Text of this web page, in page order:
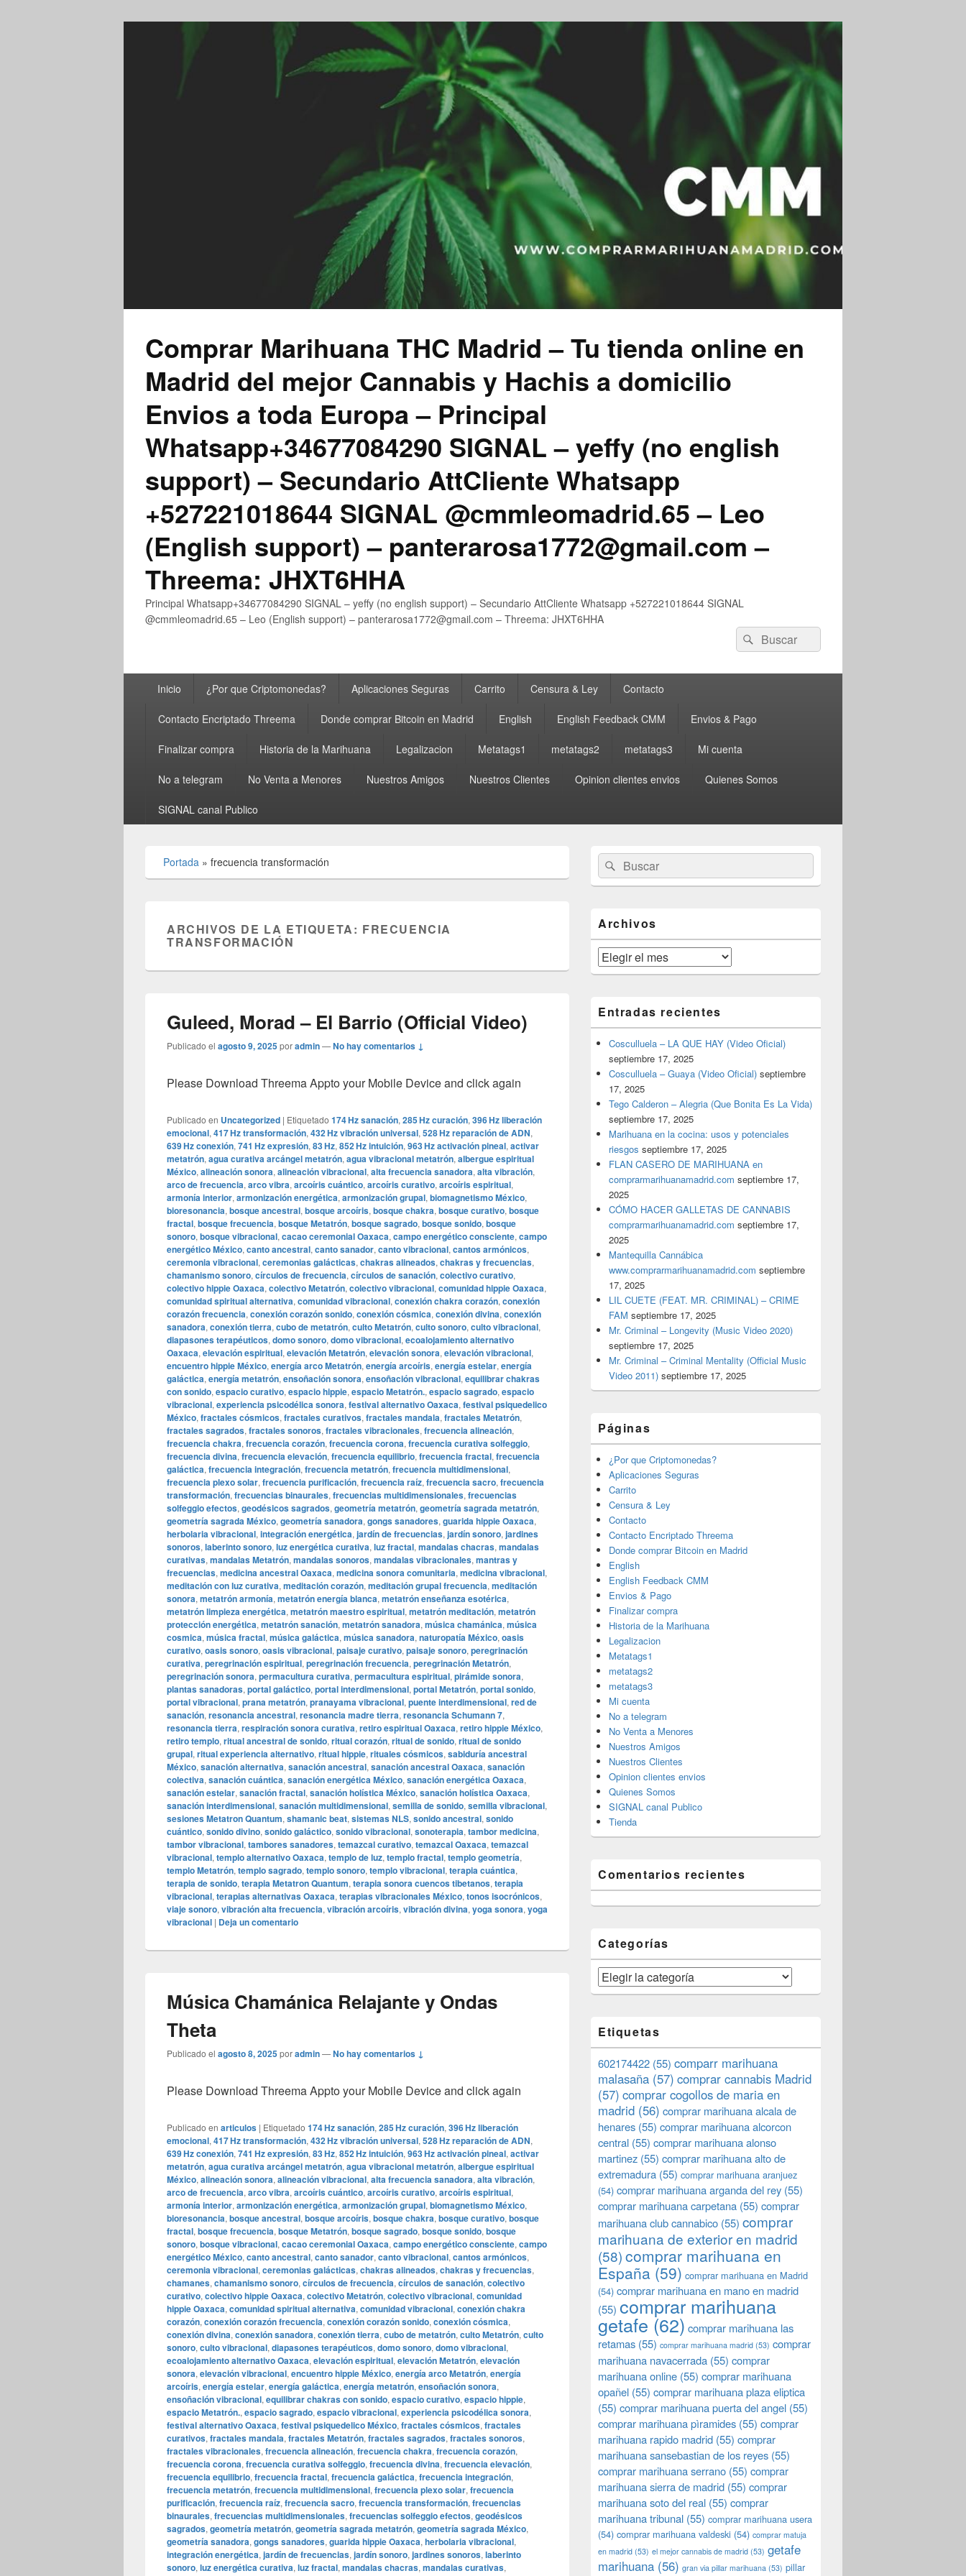
Comprar Marihuana THC Madrid – Tu tienda online en
Madrid del mejor Cannabis y Hachis a domicilio
Envios a toda Europa – Principal
Whatsapp+34677084290 SIGNAL – yeffy (no english
support) – Secundario AttCliente Whatsapp
+527221018644 SIGNAL @cmmleomadrid.65 – Leo
(English support) – panterarosa1772@gmail.com –
Threema: JHXT6HHA
Principal Whatsapp+34677084290 SIGNAL – yeffy (no english support) – Secundario AttCliente Whatsapp +527221018644 SIGNAL
@cmmleomadrid.65 – Leo (English support) – panterarosa1772@gmail.com – Threema: JHXT6HHA
Buscar
por:
Buscar
principalInicio ¿Por que Criptomonedas? Aplicaciones Seguras Carrito Censura & Ley Contacto
Contacto Encriptado Threema Donde comprar Bitcoin en Madrid English English Feedback CMM Envios & Pago
Finalizar compra Historia de la Marihuana Legalizacion Metatags1 metatags2 metatags3 Mi cuenta
No a telegram No Venta a Menores Nuestros Amigos Nuestros Clientes Opinion clientes envios Quienes Somos
SIGNAL canal Publico
Portada » frecuencia transformación
ARCHIVOS DE LA ETIQUETA: FRECUENCIA
TRANSFORMACIÓN
Guleed, Morad – El Barrio (Official Video)
Publicado el agosto 9, 2025poradmin—No hay comentarios ↓
Please Download Threema Appto your Mobile Device and click again
Publicado en Uncategorized | Etiquetado 174 Hz sanación, 285 Hz curación, 396 Hz liberación
emocional, 417 Hz transformación, 432 Hz vibración universal, 528 Hz reparación de ADN,
639 Hz conexión, 741 Hz expresión, 83 Hz, 852 Hz intuición, 963 Hz activación pineal, activar
metatrón, agua curativa arcángel metatrón, agua vibracional metatrón, albergue espiritual
México, alineación sonora, alineación vibracional, alta frecuencia sanadora, alta vibración,
arco de frecuencia, arco vibra, arcoíris cuántico, arcoíris curativo, arcoíris espiritual,
armonía interior, armonización energética, armonización grupal, biomagnetismo México,
bioresonancia, bosque ancestral, bosque arcoíris, bosque chakra, bosque curativo, bosque
fractal, bosque frecuencia, bosque Metatrón, bosque sagrado, bosque sonido, bosque
sonoro, bosque vibracional, cacao ceremonial Oaxaca, campo energético consciente, campo
energético México, canto ancestral, canto sanador, canto vibracional, cantos armónicos,
ceremonia vibracional, ceremonias galácticas, chakras alineados, chakras y frecuencias,
chamanismo sonoro, círculos de frecuencia, círculos de sanación, colectivo curativo,
colectivo hippie Oaxaca, colectivo Metatrón, colectivo vibracional, comunidad hippie Oaxaca,
comunidad spiritual alternativa, comunidad vibracional, conexión chakra corazón, conexión
corazón frecuencia, conexión corazón sonido, conexión cósmica, conexión divina, conexión
sanadora, conexión tierra, cubo de metatrón, culto Metatrón, culto sonoro, culto vibracional,
diapasones terapéuticos, domo sonoro, domo vibracional, ecoalojamiento alternativo
Oaxaca, elevación espiritual, elevación Metatrón, elevación sonora, elevación vibracional,
encuentro hippie México, energía arco Metatrón, energía arcoíris, energía estelar, energía
galáctica, energía metatrón, ensoñación sonora, ensoñación vibracional, equilibrar chakras
con sonido, espacio curativo, espacio hippie, espacio Metatrón., espacio sagrado, espacio
vibracional, experiencia psicodélica sonora, festival alternativo Oaxaca, festival psiquedelico
México, fractales cósmicos, fractales curativos, fractales mandala, fractales Metatrón,
fractales sagrados, fractales sonoros, fractales vibracionales, frecuencia alineación,
frecuencia chakra, frecuencia corazón, frecuencia corona, frecuencia curativa solfeggio,
frecuencia divina, frecuencia elevación, frecuencia equilibrio, frecuencia fractal, frecuencia
galáctica, frecuencia integración, frecuencia metatrón, frecuencia multidimensional,
frecuencia plexo solar, frecuencia purificación, frecuencia raíz, frecuencia sacro, frecuencia
transformación, frecuencias binaurales, frecuencias multidimensionales, frecuencias
solfeggio efectos, geodésicos sagrados, geometría metatrón, geometría sagrada metatrón,
geometría sagrada México, geometría sanadora, gongs sanadores, guarida hippie Oaxaca,
herbolaria vibracional, integración energética, jardín de frecuencias, jardín sonoro, jardines
sonoros, laberinto sonoro, luz energética curativa, luz fractal, mandalas chacras, mandalas
curativas, mandalas Metatrón, mandalas sonoros, mandalas vibracionales, mantras y
frecuencias, medicina ancestral Oaxaca, medicina sonora comunitaria, medicina vibracional,
meditación con luz curativa, meditación corazón, meditación grupal frecuencia, meditación
sonora, metatrón armonía, metatrón energía blanca, metatrón enseñanza esotérica,
metatrón limpieza energética, metatrón maestro espiritual, metatrón meditación, metatrón
protección energética, metatrón sanación, metatrón sanadora, música chamánica, música
cosmica, música fractal, música galáctica, música sanadora, naturopatía México, oasis
curativo, oasis sonoro, oasis vibracional, paisaje curativo, paisaje sonoro, peregrinación
curativa, peregrinación espiritual, peregrinación frecuencia, peregrinación Metatrón,
peregrinación sonora, permacultura curativa, permacultura espiritual, pirámide sonora,
plantas sanadoras, portal galáctico, portal interdimensional, portal Metatrón, portal sonido,
portal vibracional, prana metatrón, pranayama vibracional, puente interdimensional, red de
sanación, resonancia ancestral, resonancia madre tierra, resonancia Schumann 7,
resonancia tierra, respiración sonora curativa, retiro espiritual Oaxaca, retiro hippie México,
retiro templo, ritual ancestral de sonido, ritual corazón, ritual de sonido, ritual de sonido
grupal, ritual experiencia alternativo, ritual hippie, rituales cósmicos, sabiduría ancestral
México, sanación alternativa, sanación ancestral, sanación ancestral Oaxaca, sanación
colectiva, sanación cuántica, sanación energética México, sanación energética Oaxaca,
sanación estelar, sanación fractal, sanación holística México, sanación holística Oaxaca,
sanación interdimensional, sanación multidimensional, semilla de sonido, semilla vibracional,
sesiones Metatron Quantum, shamanic beat, sistemas NLS, sonido ancestral, sonido
cuántico, sonido divino, sonido galáctico, sonido vibracional, sonoterapia, tambor medicina,
tambor vibracional, tambores sanadores, temazcal curativo, temazcal Oaxaca, temazcal
vibracional, templo alternativo Oaxaca, templo de luz, templo fractal, templo geometría,
templo Metatrón, templo sagrado, templo sonoro, templo vibracional, terapia cuántica,
terapia de sonido, terapia Metatron Quantum, terapia sonora cuencos tibetanos, terapia
vibracional, terapias alternativas Oaxaca, terapias vibracionales México, tonos isocrónicos,
viaje sonoro, vibración alta frecuencia, vibración arcoíris, vibración divina, yoga sonora, yoga
vibracional | Deja un comentario
Música Chamánica Relajante y Ondas
Theta
Publicado el agosto 8, 2025poradmin—No hay comentarios ↓
Please Download Threema Appto your Mobile Device and click again
Publicado en articulos | Etiquetado 174 Hz sanación, 285 Hz curación, 396 Hz liberación
emocional, 417 Hz transformación, 432 Hz vibración universal, 528 Hz reparación de ADN,
639 Hz conexión, 741 Hz expresión, 83 Hz, 852 Hz intuición, 963 Hz activación pineal, activar
metatrón, agua curativa arcángel metatrón, agua vibracional metatrón, albergue espiritual
México, alineación sonora, alineación vibracional, alta frecuencia sanadora, alta vibración,
arco de frecuencia, arco vibra, arcoíris cuántico, arcoíris curativo, arcoíris espiritual,
armonía interior, armonización energética, armonización grupal, biomagnetismo México,
bioresonancia, bosque ancestral, bosque arcoíris, bosque chakra, bosque curativo, bosque
fractal, bosque frecuencia, bosque Metatrón, bosque sagrado, bosque sonido, bosque
sonoro, bosque vibracional, cacao ceremonial Oaxaca, campo energético consciente, campo
energético México, canto ancestral, canto sanador, canto vibracional, cantos armónicos,
ceremonia vibracional, ceremonias galácticas, chakras alineados, chakras y frecuencias,
chamanes, chamanismo sonoro, círculos de frecuencia, círculos de sanación, colectivo
curativo, colectivo hippie Oaxaca, colectivo Metatrón, colectivo vibracional, comunidad
hippie Oaxaca, comunidad spiritual alternativa, comunidad vibracional, conexión chakra
corazón, conexión corazón frecuencia, conexión corazón sonido, conexión cósmica,
conexión divina, conexión sanadora, conexión tierra, cubo de metatrón, culto Metatrón, culto
sonoro, culto vibracional, diapasones terapéuticos, domo sonoro, domo vibracional,
ecoalojamiento alternativo Oaxaca, elevación espiritual, elevación Metatrón, elevación
sonora, elevación vibracional, encuentro hippie México, energía arco Metatrón, energía
arcoíris, energía estelar, energía galáctica, energía metatrón, ensoñación sonora,
ensoñación vibracional, equilibrar chakras con sonido, espacio curativo, espacio hippie,
espacio Metatrón., espacio sagrado, espacio vibracional, experiencia psicodélica sonora,
festival alternativo Oaxaca, festival psiquedelico México, fractales cósmicos, fractales
curativos, fractales mandala, fractales Metatrón, fractales sagrados, fractales sonoros,
fractales vibracionales, frecuencia alineación, frecuencia chakra, frecuencia corazón,
frecuencia corona, frecuencia curativa solfeggio, frecuencia divina, frecuencia elevación,
frecuencia equilibrio, frecuencia fractal, frecuencia galáctica, frecuencia integración,
frecuencia metatrón, frecuencia multidimensional, frecuencia plexo solar, frecuencia
purificación, frecuencia raíz, frecuencia sacro, frecuencia transformación, frecuencias
binaurales, frecuencias multidimensionales, frecuencias solfeggio efectos, geodésicos
sagrados, geometría metatrón, geometría sagrada metatrón, geometría sagrada México,
geometría sanadora, gongs sanadores, guarida hippie Oaxaca, herbolaria vibracional,
integración energética, jardín de frecuencias, jardín sonoro, jardines sonoros, laberinto
sonoro, luz energética curativa, luz fractal, mandalas chacras, mandalas curativas,
área
de
widget
lateral
primaria
Buscar
por:
Buscar
Archivos
Archivos
Entradas recientes
Cosculluela – LA QUE HAY (Video Oficial)
septiembre 17, 2025
Cosculluela – Guaya (Video Oficial) septiembre
17, 2025
Tego Calderon – Alegria (Que Bonita Es La Vida)
septiembre 17, 2025
Marihuana en la cocina: usos y potenciales
riesgos septiembre 17, 2025
FLAN CASERO DE MARIHUANA en
comprarmarihuanamadrid.com septiembre 17,
2025
CÓMO HACER GALLETAS DE CANNABIS
comprarmarihuanamadrid.com septiembre 17,
2025
Mantequilla Cannábica
www.comprarmarihuanamadrid.com septiembre
17, 2025
LIL CUETE (FEAT. MR. CRIMINAL) – CRIME
FAM septiembre 17, 2025
Mr. Criminal – Longevity (Music Video 2020)
septiembre 17, 2025
Mr. Criminal – Criminal Mentality (Official Music
Video 2011) septiembre 17, 2025
Páginas
¿Por que Criptomonedas?
Aplicaciones Seguras
Carrito
Censura & Ley
Contacto
Contacto Encriptado Threema
Donde comprar Bitcoin en Madrid
English
English Feedback CMM
Envios & Pago
Finalizar compra
Historia de la Marihuana
Legalizacion
Metatags1
metatags2
metatags3
Mi cuenta
No a telegram
No Venta a Menores
Nuestros Amigos
Nuestros Clientes
Opinion clientes envios
Quienes Somos
SIGNAL canal Publico
Tienda
Comentarios recientes
Categorías
Categorías
Etiquetas
602174422 (55) comparr marihuana
malasaña (57) comprar cannabis Madrid
(57) comprar cogollos de maria en
madrid (56) comprar marihuana alcala de
henares (55) comprar marihuana alcorcon
central (55) comprar marihuana alonso
martinez (55) comprar marihuana alto de
extremadura (55) comprar marihuana aranjuez
(54) comprar marihuana arganda del rey (55)
comprar marihuana carpetana (55) comprar
marihuana club cannabico (55) comprar
marihuana de exterior en madrid
(58)comprar marihuana en
España (59) comprar marihuana en Madrid
(54) comprar marihuana en mano en madrid
(55) comprar marihuana
getafe (62) comprar marihuana las
retamas (55) comprar marihuana madrid (53) comprar
marihuana navacerrada (55) comprar
marihuana online (55) comprar marihuana
opañel (55) comprar marihuana plaza eliptica
(55) comprar marihuana puerta del angel (55)
comprar marihuana pìramides (55) comprar
marihuana rapido madrid (55) comprar
marihuana sansebastian de los reyes (55)
comprar marihuana serrano (55) comprar
marihuana sierra de madrid (55) comprar
marihuana soto del real (55) comprar
marihuana tribunal (55) comprar marihuana usera
(54) comprar marihuana valdeski (54) comprar matuja
en madrid (53) el mejor cannabis de madrid (53) getafe
marihuana (56) gran via pillar marihuana (53) pillar